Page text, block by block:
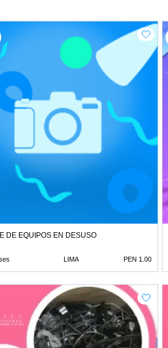
DE EQUIPOS EN DESUSO
LIMA PEN 1.00